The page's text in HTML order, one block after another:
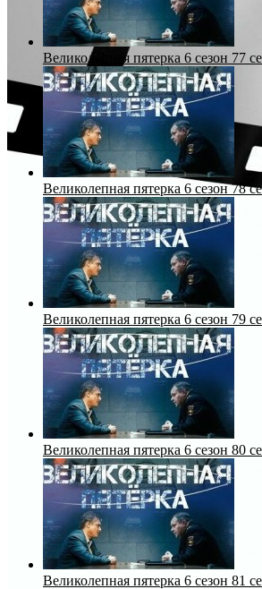
Великолепная пятерка 6 сезон 77
Великолепная пятерка 6 сезон 78
Великолепная пятерка 6 сезон 79
Великолепная пятерка 6 сезон 80
Великолепная пятерка 6 сезон 81